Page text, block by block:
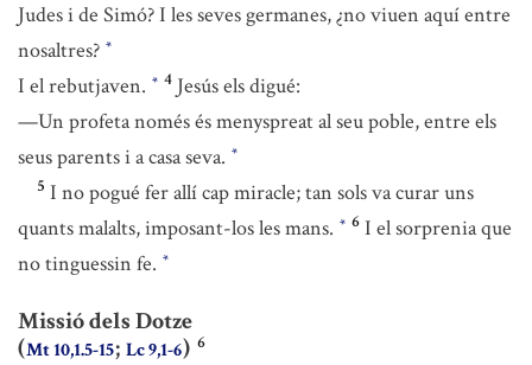
Judes i de Simó? I les seves germanes, ¿no viuen aquí entre
nosaltres? *
I el rebutjaven. * 4 Jesús els digué:
—Un profeta només és menyspreat al seu poble, entre els
seus parents i a casa seva. *
5 I no pogué fer allí cap miracle; tan sols va curar uns
quants malalts, imposant-los les mans. * 6 I el sorprenia que
no tinguessin fe. *
Missió dels Dotze
(Mt 10,1.5-15; Lc 9,1-6) 6